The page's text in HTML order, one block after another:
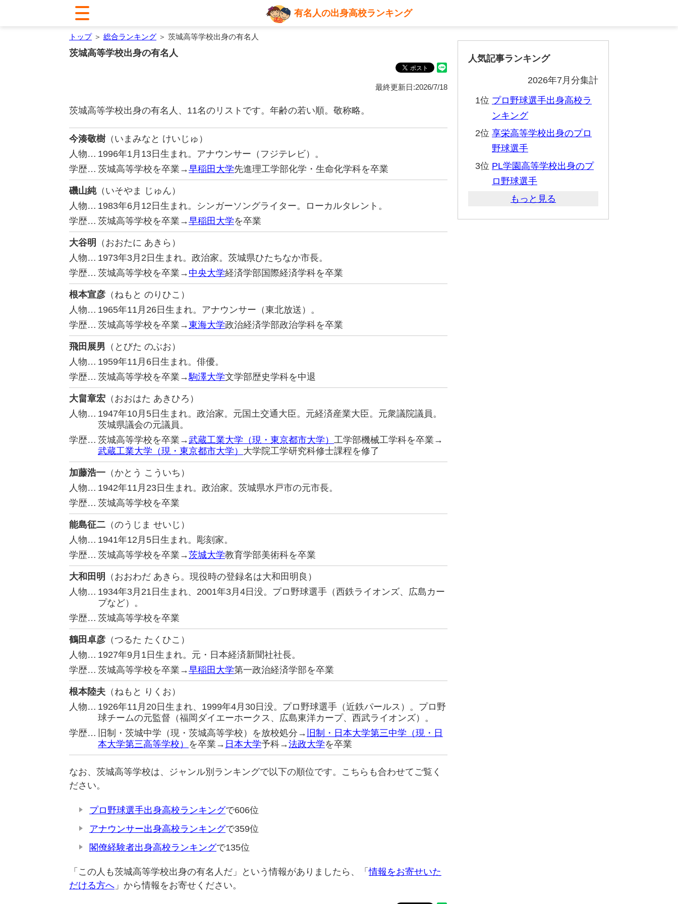
有名人の出身高校ランキング
トップ＞ 総合ランキング ＞ 茨城高等学校出身の有名人
茨城高等学校出身の有名人
最終更新日:2026/7/18
茨城高等学校出身の有名人、11名のリストです。年齢の若い順。敬称略。
今湊敬樹（いまみなと けいじゅ）
人物… 1996年1月13日生まれ。アナウンサー（フジテレビ）。
学歴… 茨城高等学校を卒業→早稲田大学先進理工学部化学・生命化学科を卒業
磯山純（いそやま じゅん）
人物… 1983年6月12日生まれ。シンガーソングライター。ローカルタレント。
学歴… 茨城高等学校を卒業→早稲田大学を卒業
大谷明
（おおたに あきら）
人物… 1973年3月2日生まれ。政治家。茨城県ひたちなか市長。
学歴… 茨城高等学校を卒業→ 中央大学経済学部国際経済学科を卒業
根本宣彦 （ねもと のりひこ）
人物… 1965年11月26日生まれ。アナウンサー（東北放送）。
学歴… 茨城高等学校を卒業→東海大学政治経済学部政治学科を卒業
飛田展男 （とびた のぶお）
人物… 1959年11月6日生まれ。俳優。
学歴… 茨城高等学校を卒業→駒澤大学文学部歴史学科を中退
大畠章宏 （おおはた あきひろ）
人物… 1947年10月5日生まれ。政治家。元国土交通大臣。元経済産業大臣。元衆議院議員。
茨城県議会の元議員。
学歴… 茨城高等学校を卒業→武蔵工業大学（現・東京都市大学） 工学部機械工学科を卒業→
武蔵工業大学（現・東京都市大学） 大学院工学研究科修士課程を修了
加藤浩一 （かとう こういち）
人物… 1942年11月23日生まれ。政治家。茨城県水戸市の元市長。
学歴… 茨城高等学校を卒業
能島征二 （のうじま せいじ）
人物… 1941年12月5日生まれ。彫刻家。
学歴… 茨城高等学校を卒業→茨城大学教育学部美術科を卒業
大和田明
（おおわだ あきら。現役時の登録名は大和田明良）
人物… 1934年3月21日生まれ、2001年3月4日没。プロ野球選手（西鉄ライオンズ、広島カー
プなど）。
学歴… 茨城高等学校を卒業
鶴田卓彦 （つるた たくひこ）
人物… 1927年9月1日生まれ。元・日本経済新聞社社長。
学歴… 茨城高等学校を卒業→早稲田大学第一政治経済学部を卒業
根本陸夫 （ねもと りくお）
人物… 1926年11月20日生まれ、1999年4月30日没。プロ野球選手（近鉄パールス）。プロ野
球チームの元監督（福岡ダイエーホークス、広島東洋カープ、西武ライオンズ）。
学歴…
旧制・茨城中学（現・茨城高等学校）を放校処分→ 旧制・日本大学第三中学（現・日
本大学第三高等学校） を卒業→ 日本大学予科→法政大学を卒業
なお、茨城高等学校は、ジャンル別ランキングで以下の順位です。こちらも合わせてご覧く
ださい。
プロ野球選手出身高校ランキングで606位
アナウンサー出身高校ランキングで359位
閣僚経験者出身高校ランキングで135位
「この人も茨城高等学校出身の有名人だ」という情報がありましたら、「情報をお寄せいた
だける方へ 」から情報をお寄せください。
人気記事ランキング
2026年7月分集計
1位 プロ野球選手出身高校ラ
ンキング
2位 享栄高等学校出身のプロ
野球選手
3位 PL学園高等学校出身のプ
ロ野球選手
もっと見る